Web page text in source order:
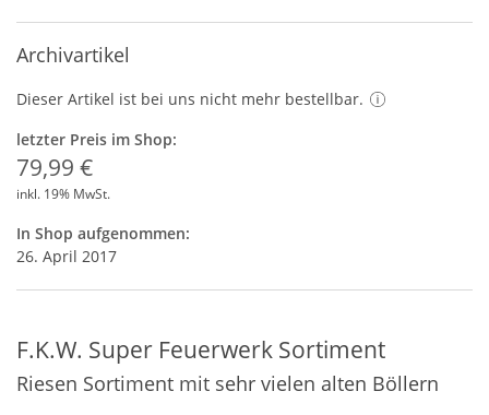
Archivartikel
Dieser Artikel ist bei uns nicht mehr bestellbar.
letzter Preis im Shop:
79,99 €
inkl. 19% MwSt.
In Shop aufgenommen:
26. April 2017
F.K.W. Super Feuerwerk Sortiment
Riesen Sortiment mit sehr vielen alten Böllern